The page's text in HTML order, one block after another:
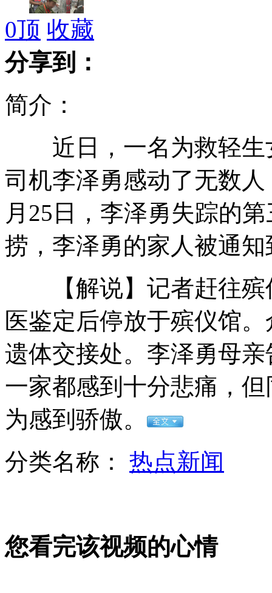
毛泽东生前警卫街头摆摊赠书
专家称我们惯坏了在华老外
美驻华使馆澄清"孔子学院"事件
中国-亚欧博览会:首脑外交将成亮点
全能狗狗 家务交给它放心！
山西运城恶犬咬伤多人 警民合力深夜将其击毙
女孩北京地铁殴打老人 痛下狠手拳打脚踢
外交部：反对强权政治霸凌主义
0顶 收藏
分享到：
简介：
近日，一名为救轻生
司机李泽勇感动了无数
月25日，李泽勇失踪的
捞，李泽勇的家人被通
【解说】记者赶往殡
医鉴定后停放于殡仪馆
遗体交接处。李泽勇母
一家都感到十分悲痛，
为感到骄傲。
分类名称： 热点新闻
您看完该视频的心情